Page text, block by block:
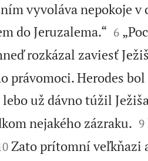
vyvoláva nepokoje v
do Jeruzalema.“
6
rozkázal zaviesť
právomoci. Herodes bol
už dávno túžil
nejakého zázraku.
9
Zato prítomní veľkňazi